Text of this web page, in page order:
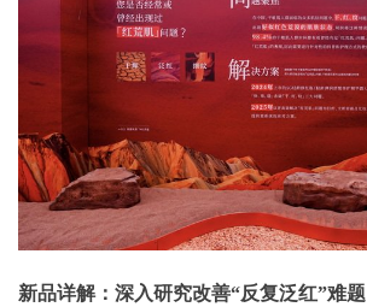
新品详解：深入研究改善“反复泛红”难题